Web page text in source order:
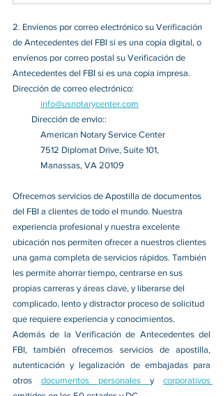
2. Envíenos por correo electrónico su Verificación
de Antecedentes del FBI si es una copia digital, o
envíenos por correo postal su Verificación de
Antecedentes del FBI si es una copia impresa.
Dirección de correo electrónico:
info@usnotarycenter.com
Dirección de envio::
American Notary Service Center
7512 Diplomat Drive, Suite 101,
Manassas, VA 20109
Ofrecemos servicios de Apostilla de documentos
del FBI a clientes de todo el mundo. Nuestra
experiencia profesional y nuestra excelente
ubicación nos permiten ofrecer a nuestros clientes
una gama completa de servicios rápidos. También
les permite ahorrar tiempo, centrarse en sus
propias carreras y áreas clave, y liberarse del
complicado, lento y distractor proceso de solicitud
que requiere experiencia y conocimientos.
Además de la Verificación de Antecedentes del
FBI, también ofrecemos servicios de apostilla,
autenticación y legalización de embajadas para
otros documentos personales y